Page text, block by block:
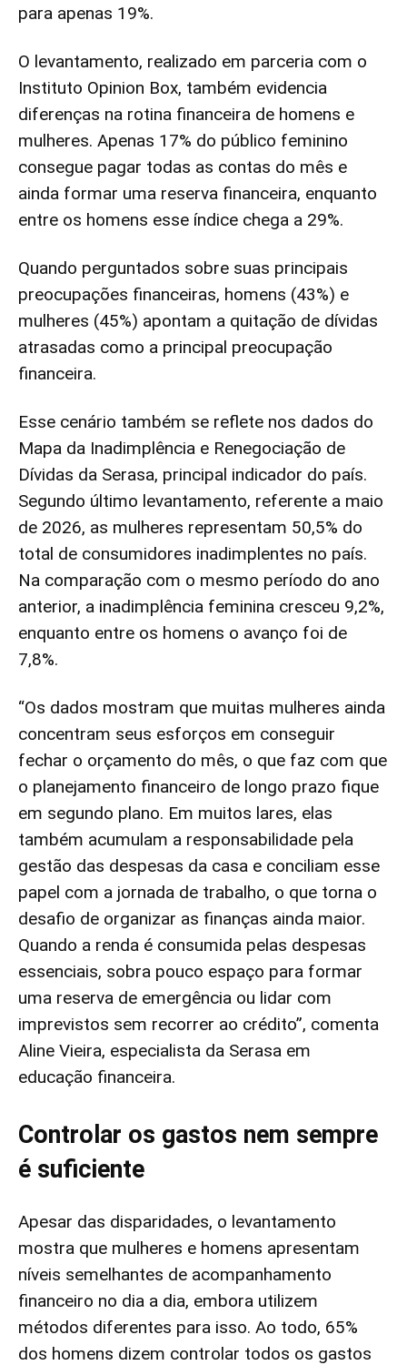
para apenas 19%.
O levantamento, realizado em parceria com o
Instituto Opinion Box, também evidencia
diferenças na rotina financeira de homens e
mulheres. Apenas 17% do público feminino
consegue pagar todas as contas do mês e
ainda formar uma reserva financeira, enquanto
entre os homens esse índice chega a 29%.
Quando perguntados sobre suas principais
preocupações financeiras, homens (43%) e
mulheres (45%) apontam a quitação de dívidas
atrasadas como a principal preocupação
financeira.
Esse cenário também se reflete nos dados do
Mapa da Inadimplência e Renegociação de
Dívidas da Serasa, principal indicador do país.
Segundo último levantamento, referente a maio
de 2026, as mulheres representam 50,5% do
total de consumidores inadimplentes no país.
Na comparação com o mesmo período do ano
anterior, a inadimplência feminina cresceu 9,2%,
enquanto entre os homens o avanço foi de
7,8%.
“Os dados mostram que muitas mulheres ainda
concentram seus esforços em conseguir
fechar o orçamento do mês, o que faz com que
o planejamento financeiro de longo prazo fique
em segundo plano. Em muitos lares, elas
também acumulam a responsabilidade pela
gestão das despesas da casa e conciliam esse
papel com a jornada de trabalho, o que torna o
desafio de organizar as finanças ainda maior.
Quando a renda é consumida pelas despesas
essenciais, sobra pouco espaço para formar
uma reserva de emergência ou lidar com
imprevistos sem recorrer ao crédito”, comenta
Aline Vieira, especialista da Serasa em
educação financeira.
Controlar os gastos nem sempre
é suficiente
Apesar das disparidades, o levantamento
mostra que mulheres e homens apresentam
níveis semelhantes de acompanhamento
financeiro no dia a dia, embora utilizem
métodos diferentes para isso. Ao todo, 65%
dos homens dizem controlar todos os gastos